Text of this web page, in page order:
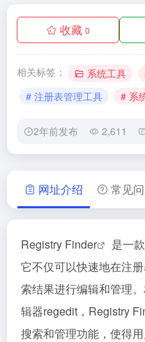
收藏 0
相关标签： 系统工具
# 注册表管理工具
# 系
2年前发布 2,611
网址介绍 常见
Registry Finder
是一
它不仅可以快速地在注
索结果进行编辑和管理
辑器regedit，Registry
搜索和管理功能，使得